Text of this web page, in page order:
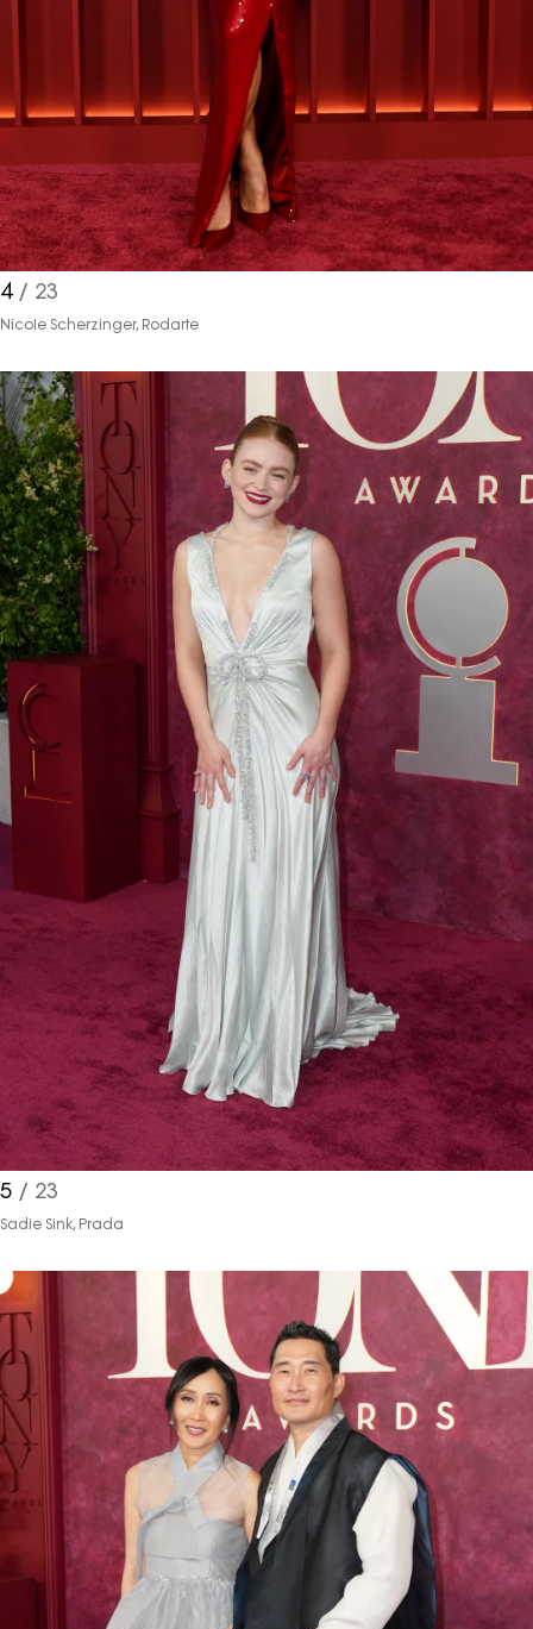
4/ 23
Nicole Scherzinger, Rodarte
5 / 23
Sadie Sink, Prada